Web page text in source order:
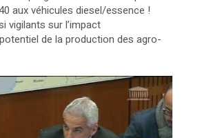
aux véhicules diesel/essence !
vigilants sur l’impact
de la production des agro-